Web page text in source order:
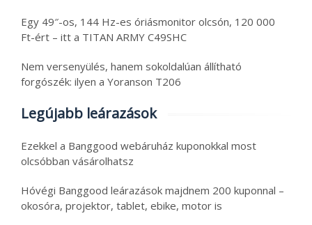
Egy 49″-os, 144 Hz-es óriásmonitor olcsón, 120 000
Ft-ért – itt a TITAN ARMY C49SHC
Nem versenyülés, hanem sokoldalúan állítható
forgószék: ilyen a Yoranson T206
Legújabb leárazások
Ezekkel a Banggood webáruház kuponokkal most
olcsóbban vásárolhatsz
Hóvégi Banggood leárazások majdnem 200 kuponnal –
okosóra, projektor, tablet, ebike, motor is